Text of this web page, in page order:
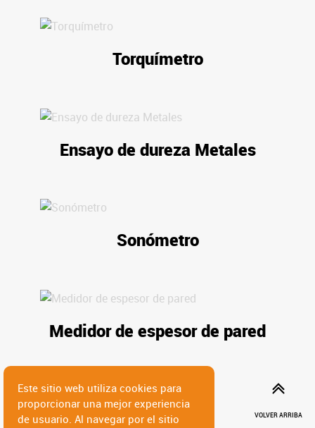
Torquímetro
Ensayo de dureza Metales
Sonómetro
Medidor de espesor de pared
VOLVER ARRIBA
Este sitio web utiliza cookies para
proporcionar una mejor experiencia
de usuario. Al navegar por el sitio